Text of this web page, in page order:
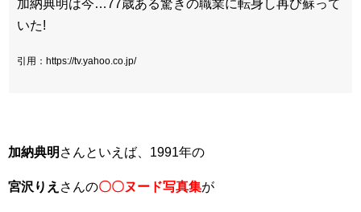
加納典明は今…77歳ある驚きの職業に転身し再び蘇って
いた!
引用：https://tv.yahoo.co.jp/
加納典明 さんといえば、1991年の
宮沢りえ さんの〇〇ヌード写真集が